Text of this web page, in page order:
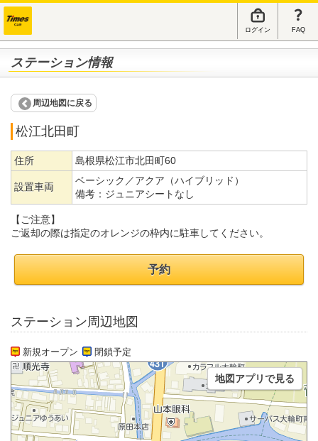
ログイン FAQ
ステーション情報
周辺地図に戻る
松江北田町
住所 島根県松江市北田町60
設置車両
ベーシック／アクア（ハイブリッド）
備考： ジュニアシートなし
【ご注意】
ご返却の際は指定のオレンジの枠内に駐車してください。
予約
ステーション周辺地図
新規オープン 閉鎖予定
地図アプリで見る